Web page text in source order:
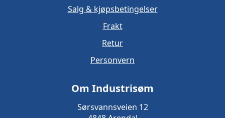
Salg & kjøpsbetingelser
Frakt
Retur
Personvern
Om Industrisøm
Sørsvannsveien 12